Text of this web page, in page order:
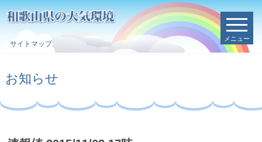
サイトマップ
メニュー
お知らせ